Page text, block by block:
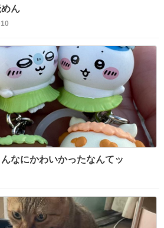
めん
なにかわいかったなんてッ